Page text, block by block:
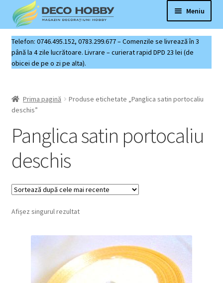
Sari
la
navigare
Sari
la
conținut
Meniu
Deco Hobby
Contact
Coș produse
Telefon: 0746.495.152, 0783.299.677 – Comenzile se livrează în 3
până la 4 zile lucrătoare. Livrare – curierat rapid DPD 23 lei (de
obicei de pe o zi pe alta).
Prima pagină
Produse etichetate „Panglica satin portocaliu
deschis”
Panglica satin portocaliu
deschis
Afișez singurul rezultat